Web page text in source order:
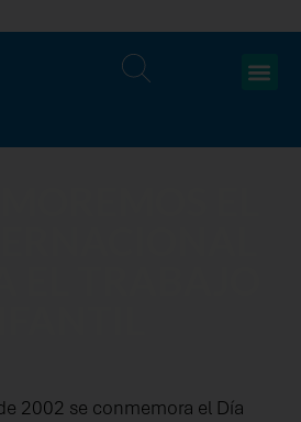
2002 se conmemora el Día